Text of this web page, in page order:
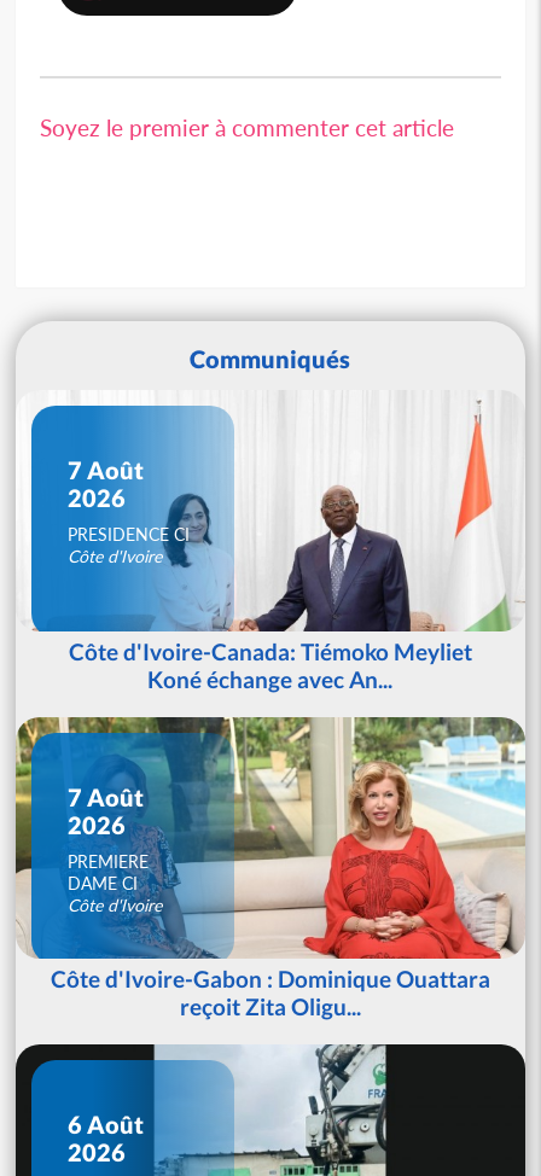
Soyez le premier à commenter cet article
Communiqués
7 Août
2026
PRESIDENCE CI
Côte d'Ivoire
Côte d'Ivoire-Canada: Tiémoko Meyliet
Koné échange avec An...
7 Août
2026
PREMIERE
DAME CI
Côte d'Ivoire
Côte d'Ivoire-Gabon : Dominique Ouattara
reçoit Zita Oligu...
6 Août
2026